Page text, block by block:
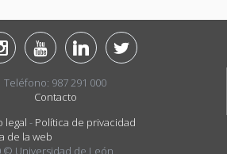
Teléfono: 987 291 000
Contacto
legal - Política de privacidad
de la web
© Universidad de León